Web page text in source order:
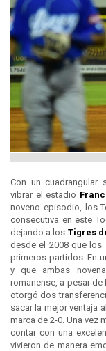
Con un
vibrar el estadio
noveno episodio, los
consecutiva en este
dejando a los Tigres
desde el 2008 que los
primeros partidos. En
y que ambas
romanense, a pesar
otorgó dos
sacar la mejor ventaja
marca de 2-0. Una vez
contar con una
vivieron de manera